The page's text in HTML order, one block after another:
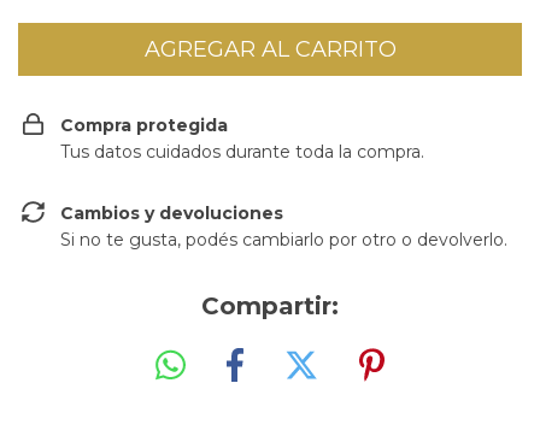
Compra protegida
Tus datos cuidados durante toda la compra.
Cambios y devoluciones
Si no te gusta, podés cambiarlo por otro o devolverlo.
Compartir: